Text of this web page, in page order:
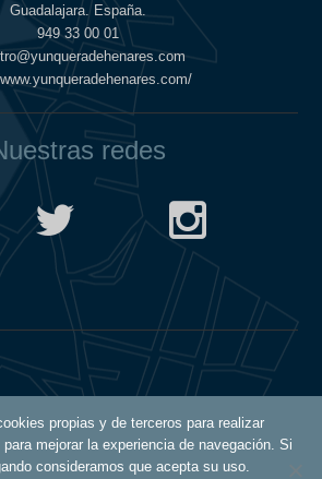
propias y de terceros para realizar
mejorar la experiencia de navegación. Si
consideramos que acepta su uso.
Guadalajara. España.
949 33 00 01
redes
Política de Cookies
Política de Privacidad
Aviso Legal